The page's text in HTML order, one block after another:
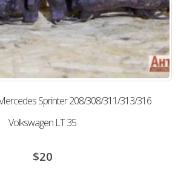
Sprinter 208/308/311/313/316
Volkswagen LT 35
$20